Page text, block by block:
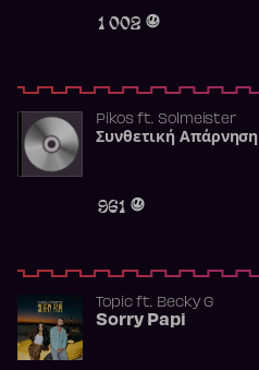
1 002
Pikosft. Solmeister
Συνθετική Απάρνηση
961
Topicft. Becky G
Sorry Papi